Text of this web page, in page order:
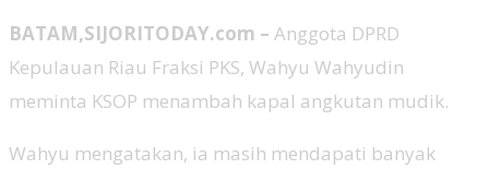
BATAM,SIJORITODAY.com – Anggota DPRD
Kepulauan Riau Fraksi PKS, Wahyu Wahyudin
meminta KSOP menambah kapal angkutan mudik.
Wahyu mengatakan, ia masih mendapati banyak